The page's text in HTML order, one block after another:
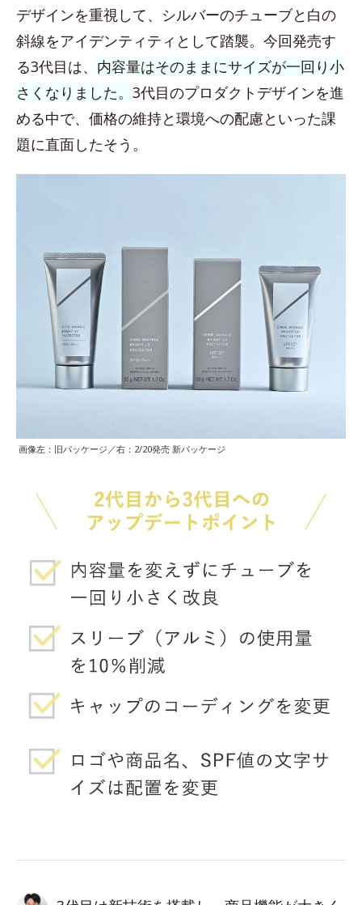
デザインを重視して、シルバーのチューブと白の
斜線をアイデンティティとして踏襲。今回発売す
る3代目は、 内容量はそのままにサイズが一回り小
さくなりました。 3代目のプロダクトデザインを進
める中で、価格の維持と環境への配慮といった課
題に直面したそう。
画像左：旧パッケージ／右：2/20発売 新パッケージ